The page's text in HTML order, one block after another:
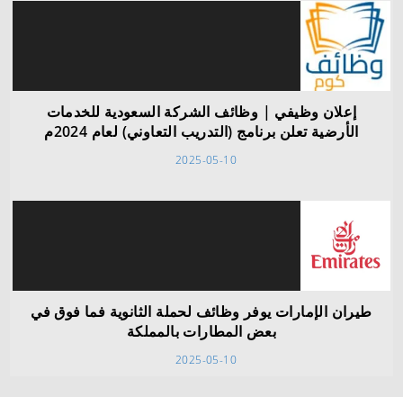
إعلان وظيفي | وظائف الشركة السعودية للخدمات
الأرضية تعلن برنامج (التدريب التعاوني) لعام 2024م
2025-05-10
طيران الإمارات يوفر وظائف لحملة الثانوية فما فوق في
بعض المطارات بالمملكة
2025-05-10